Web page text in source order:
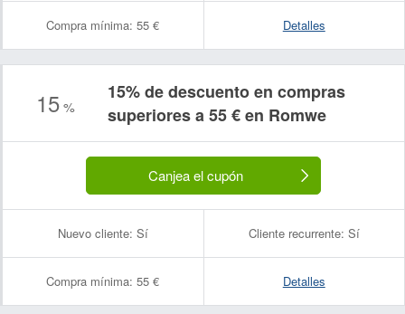
Compra mínima: 55 € Detalles
15 %
15% de descuento en compras
superiores a 55 € en Romwe
Canjea el cupón
Nuevo cliente: Sí Cliente recurrente: Sí
Compra mínima: 55 € Detalles
Nombre:
Correo electrónico: